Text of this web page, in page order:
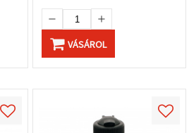
VÁSÁROL